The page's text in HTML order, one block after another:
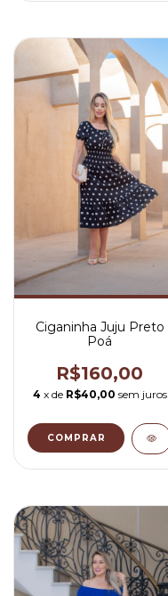
Ciganinha Juju Preto
Poá
R$160,00
4 x de R$40,00 sem juros
COMPRAR